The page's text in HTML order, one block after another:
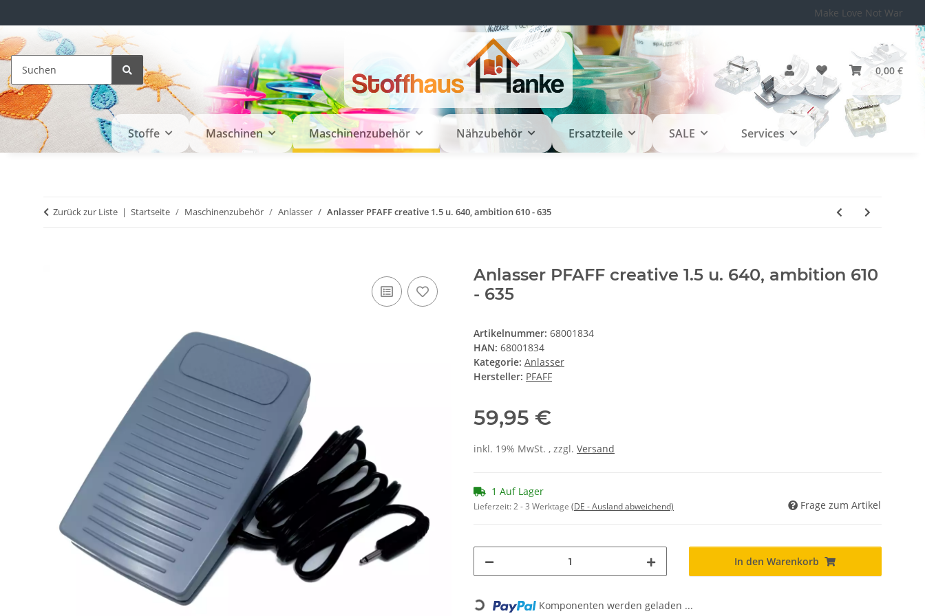
Make Love Not War
0,00 €
Stoffe Maschinen Maschinenzubehör Nähzubehör Ersatzteile SALE Services
Zurück zur Liste Startseite Maschinenzubehör Anlasser Anlasser PFAFF creative 1.5 u. 640, ambition 610 - 635
Anlasser PFAFF creative 1.5 u. 640, ambition 610
- 635
Artikelnummer: 68001834
HAN: 68001834
Kategorie: Anlasser
Hersteller: PFAFF
59,95 €
inkl. 19% MwSt. , zzgl. Versand
1 Auf Lager
Lieferzeit:2 - 3 Werktage (DE - Ausland abweichend) Frage zum Artikel
In den Warenkorb
Loading... Komponenten werden geladen ...